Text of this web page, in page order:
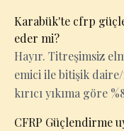
Karabük'te cfrp
eder mi?
Hayır. Titreşimsiz
emici ile bitişik daire/
kırıcı yıkıma göre
CFRP Güçlendirme